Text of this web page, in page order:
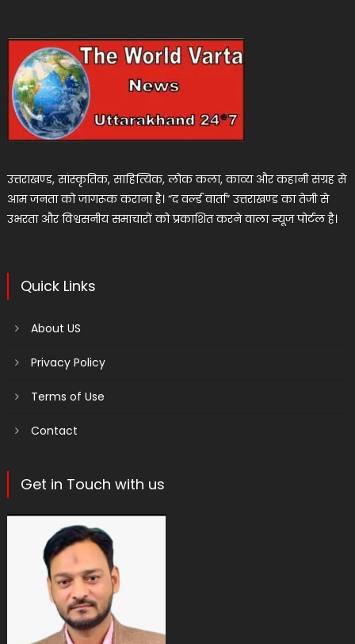
उत्तराखण्ड, सांस्कृतिक, साहित्यिक, लोक कला, काव्य और कहानी संग्रह से
आम जनता को जागरूक कराना है। “द वर्ल्ड वार्ता” उत्तराखण्ड का तेजी से
उभरता और विश्वसनीय समाचारों को प्रकाशित करने वाला न्यूज पोर्टल है।
Quick Links
About US
Privacy Policy
Terms of Use
Contact
Get in Touch with us